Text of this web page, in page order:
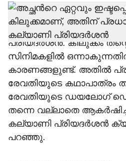
h
a
r
e
തന്റെ അച്ഛൻ
സിനിമ കിലുക്കമാണ് എന്ന്
പ്രിയദർശൻ. കിലുക്കം
സിനിമകളിൽ
കാരണങ്ങളുണ്ട്. അതിൽ
രേവതിയുടെ കഥാപാത്രം
രേവതിയുടെ ഡയലോ​ഗ്
തന്നെ വല്ലാതെ
കല്യാണി പ്രിയദർശൻ
പറഞ്ഞു.